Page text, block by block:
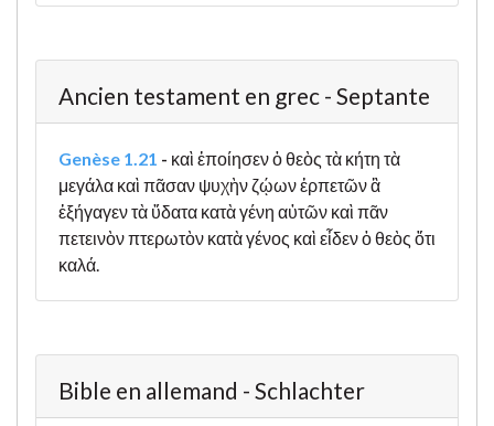
Ancien testament en grec - Septante
Genèse 1.21 - καὶ ἐποίησεν ὁ θεὸς τὰ κήτη τὰ
μεγάλα καὶ πᾶσαν ψυχὴν ζῴων ἑρπετῶν ἃ
ἐξήγαγεν τὰ ὕδατα κατὰ γένη αὐτῶν καὶ πᾶν
πετεινὸν πτερωτὸν κατὰ γένος καὶ εἶδεν ὁ θεὸς ὅτι
καλά.
Bible en allemand - Schlachter